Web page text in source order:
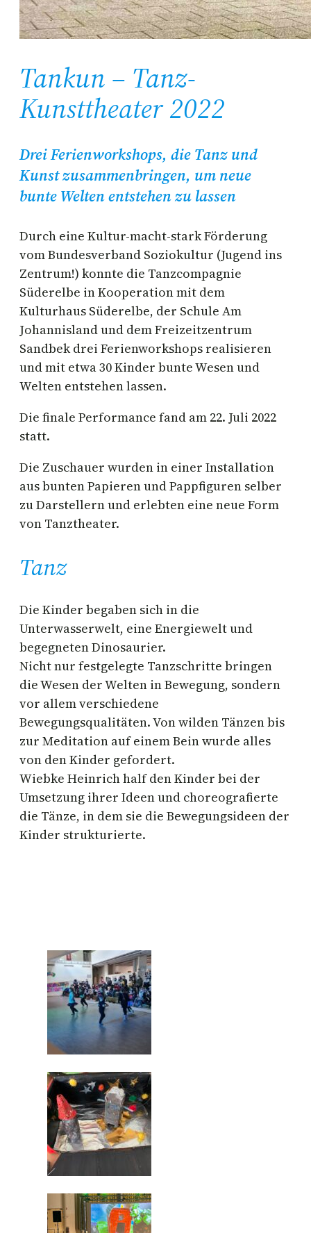
Tankun – Tanz-
Kunsttheater 2022
Drei Ferienworkshops, die Tanz und
Kunst zusammenbringen, um neue
bunte Welten entstehen zu lassen
Durch eine Kultur-macht-stark Förderung
vom Bundesverband Soziokultur (Jugend ins
Zentrum!) konnte die Tanzcompagnie
Süderelbe in Kooperation mit dem
Kulturhaus Süderelbe, der Schule Am
Johannisland und dem Freizeitzentrum
Sandbek drei Ferienworkshops realisieren
und mit etwa 30 Kinder bunte Wesen und
Welten entstehen lassen.
Die finale Performance fand am 22. Juli 2022
statt.
Die Zuschauer wurden in einer Installation
aus bunten Papieren und Pappfiguren selber
zu Darstellern und erlebten eine neue Form
von Tanztheater.
Tanz
Die Kinder begaben sich in die
Unterwasserwelt, eine Energiewelt und
begegneten Dinosaurier.
Nicht nur festgelegte Tanzschritte bringen
die Wesen der Welten in Bewegung, sondern
vor allem verschiedene
Bewegungsqualitäten. Von wilden Tänzen bis
zur Meditation auf einem Bein wurde alles
von den Kinder gefordert.
Wiebke Heinrich half den Kinder bei der
Umsetzung ihrer Ideen und choreografierte
die Tänze, in dem sie die Bewegungsideen der
Kinder strukturierte.